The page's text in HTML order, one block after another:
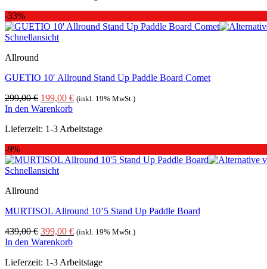
-33%
Schnellansicht
Allround
GUETIO 10′ Allround Stand Up Paddle Board Comet
299,00€ Ursprünglicher
Preis
299,00 €
199,00 €Aktueller
199,00 €.
(inkl. 19% MwSt.)
In den Warenkorb
Lieferzeit: 1-3 Arbeitstage
-9%
Schnellansicht
Allround
MURTISOL Allround 10’5 Stand Up Paddle Board
439,00€ Ursprünglicher
Preis
439,00 €
399,00 €Aktueller
399,00 €.
(inkl. 19% MwSt.)
In den Warenkorb
Lieferzeit: 1-3 Arbeitstage